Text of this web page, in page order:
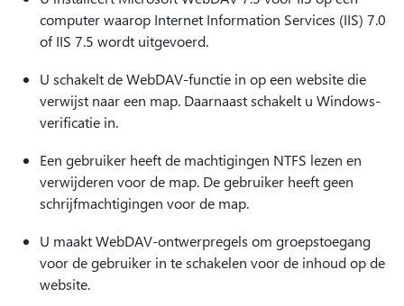
computer waarop Internet Information Services (IIS) 7.0
of IIS 7.5 wordt uitgevoerd.
U schakelt de WebDAV-functie in op een website die
verwijst naar een map. Daarnaast schakelt u Windows-
verificatie in.
Een gebruiker heeft de machtigingen NTFS lezen en
verwijderen voor de map. De gebruiker heeft geen
schrijfmachtigingen voor de map.
U maakt WebDAV-ontwerpregels om groepstoegang
voor de gebruiker in te schakelen voor de inhoud op de
website.